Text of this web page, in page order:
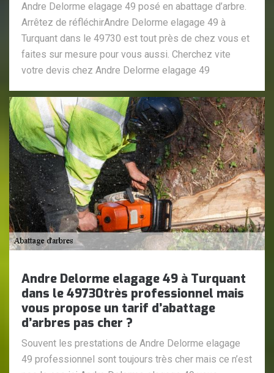
Andre Delorme elagage 49 posé en abattage d’arbre.
Arrêtez de réfléchirAndre Delorme elagage 49 à
Turquant dans le 49730 est tout près de chez vous et
faites sur mesure pour vous aussi. Cherchez vite
votre devis chez Andre Delorme elagage 49
Andre Delorme elagage 49 à Turquant
dans le 49730très professionnel mais
vous propose un tarif d’abattage
d’arbres pas cher ?
Souvent les prestations de Andre Delorme elagage
49 professionnel sont toujours très cher mais ce n’est